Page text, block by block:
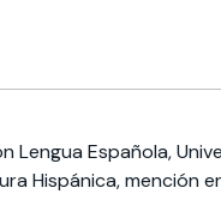
Lengua Española,
Hispánica, mención